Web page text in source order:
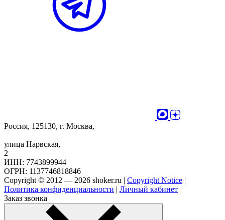
Россия, 125130, г. Москва,
улица Нарвская,
2
ИНН: 7743899944
ОГРН: 1137746818846
Copyright © 2012 — 2026 shoker.ru | Copyright Notice |
Политика конфиденциальности | Личный кабинет
Заказ звонка